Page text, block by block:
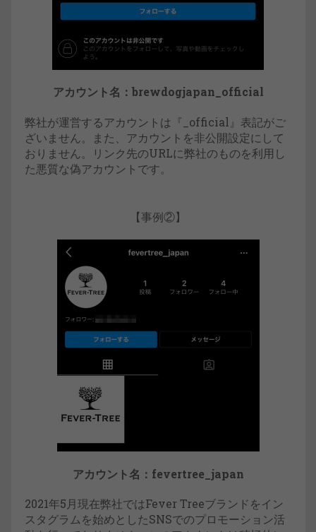
アカウント名：brewdogjapan_official
弊社が運営するアカウントは『_official』表記がご
ざいません。また、アカウントを非公開設定にして
おりません。リンク先のURLに弊社のものを利用し
た悪質な偽アカウントです。
【事例②】
アカウント名：fevertree_japan
2021年5月現在弊社ではFever Treeブランドをイン
スタグラムを始めとしたSNSでのプロモーション活